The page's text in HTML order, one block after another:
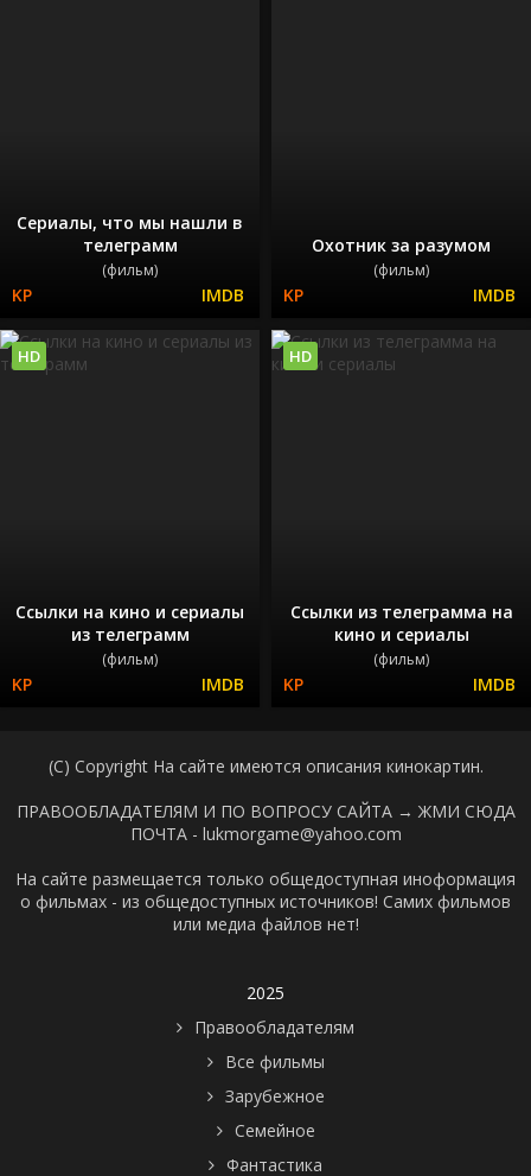
Сериалы, что мы нашли в
телеграмм
(фильм)
Охотник за разумом
(фильм)
Ссылки на кино и сериалы
из телеграмм
(фильм)
HD
Ссылки из телеграмма на
кино и сериалы
(фильм)
HD
(C) Copyright На сайте имеются описания кинокартин.
ПРАВООБЛАДАТЕЛЯМ И ПО ВОПРОСУ САЙТА → ЖМИ СЮДА
ПОЧТА - lukmorgame@yahoo.com
На сайте размещается только общедоступная иноформация
о фильмах - из общедоступных источников! Самих фильмов
или медиа файлов нет!
2025
Правообладателям
Все фильмы
Зарубежное
Семейное
Фантастика